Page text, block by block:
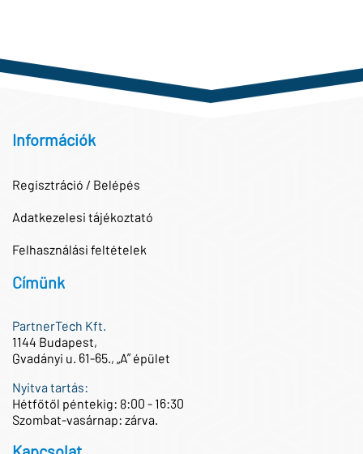
Információk
Regisztráció / Belépés
Adatkezelesi tájékoztató
Felhasználási feltételek
Címünk
PartnerTech Kft.
1144 Budapest,
Gvadányi u. 61-65., „A” épület
Nyitva tartás:
Hétfőtől péntekig: 8:00 - 16:30
Szombat-vasárnap: zárva.